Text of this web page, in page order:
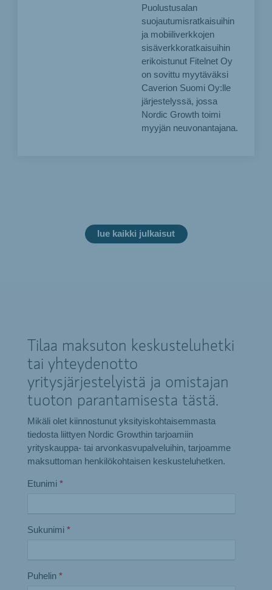
Puolustusalan
suojautumisratkaisuihin
ja mobiiliverkkojen
sisäverkkoratkaisuihin
erikoistunut Fitelnet Oy
on sovittu myytäväksi
Caverion Suomi Oy:lle
järjestelyssä, jossa
Nordic Growth toimi
myyjän neuvonantajana.
lue kaikki julkaisut
Tilaa maksuton keskusteluhetki
tai yhteydenotto
yritysjärjestelyistä ja omistajan
tuoton parantamisesta tästä.
Mikäli olet kiinnostunut yksityiskohtaisemmasta
tiedosta liittyen Nordic Growthin tarjoamiin
yrityskauppa- tai arvonkasvupalveluihin, tarjoamme
maksuttoman henkilökohtaisen keskusteluhetken.
Etunimi *
Sukunimi *
Puhelin *